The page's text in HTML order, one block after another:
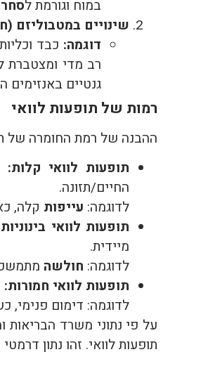
במוח וגורמת ל
שינויים במטבוליזם
דוגמה: כבד
רב מדי ומצטברת
גנטיים
רמות של תופעות לוואי
ההבנה של רמת החומרה של
תופעות לוואי קלות:
החיים/תזונה.
לדוגמה: עייפות קלה,
תופעות לוואי
מיידית.
לדוגמה: חולשה
תופעות לוואי חמורות:
לדוגמה: דימום פנימי,
תופעות לוואי. זהו נתון